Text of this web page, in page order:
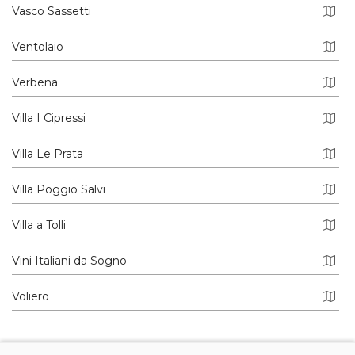
Vasco Sassetti
Ventolaio
Verbena
Villa I Cipressi
Villa Le Prata
Villa Poggio Salvi
Villa a Tolli
Vini Italiani da Sogno
Voliero